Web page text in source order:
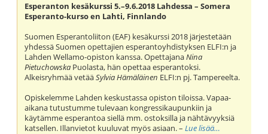
Esperanton kesäkurssi 5.–9.6.2018 Lahdessa – Somera
Esperanto-kurso en Lahti, Finnlando
Suomen Esperantoliiton (EAF) kesäkurssi 2018 järjestetään
yhdessä Suomen opettajien esperantoyhdistyksen ELFI:n ja
Lahden Wellamo-opiston kanssa. OpettajanaNina
Pietuchowska Puolasta, hän opettaa esperantoksi.
Alkeisryhmää vetääSylvia Hämäläinen ELFI:n pj. Tampereelta.
Opiskelemme Lahden keskustassa opiston tiloissa. Vapaa-
aikana tutustumme tulevaan kongressikaupunkiin ja
käytämme esperantoa siellä mm. ostoksilla ja nähtävyyksiä
katsellen. Illanvietot kuuluvat myös asiaan. –Lue lisää…